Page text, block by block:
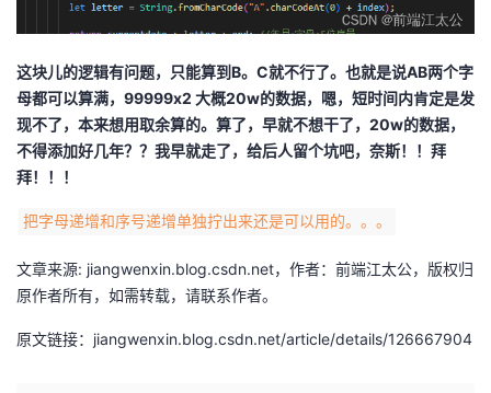
这块儿的逻辑有问题，只能算到B。C就不行了。也就是说AB两个字
母都可以算满，99999x2 大概20w的数据，嗯，短时间内肯定是发
现不了，本来想用取余算的。算了，早就不想干了，20w的数据，
不得添加好几年？？我早就走了，给后人留个坑吧，奈斯！！拜
拜！！！
把字母递增和序号递增单独拧出来还是可以用的。。。
文章来源: jiangwenxin.blog.csdn.net，作者：前端江太公，版权归
原作者所有，如需转载，请联系作者。
原文链接：jiangwenxin.blog.csdn.net/article/details/126667904